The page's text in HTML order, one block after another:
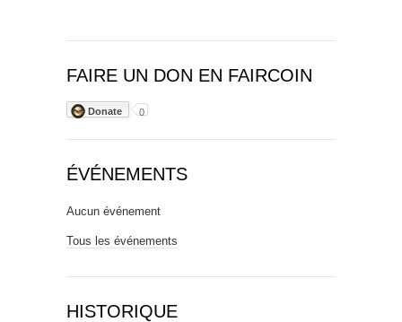
FAIRE UN DON EN FAIRCOIN
Donate 0
ÉVÉNEMENTS
Aucun événement
Tous les événements
HISTORIQUE